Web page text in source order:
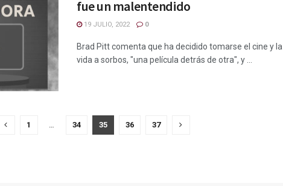
fue un malentendido
19 JULIO, 2022 0
Brad Pitt comenta que ha decidido tomarse el cine y la
vida a sorbos, "una película detrás de otra", y ...
1 … 34 35 36 37